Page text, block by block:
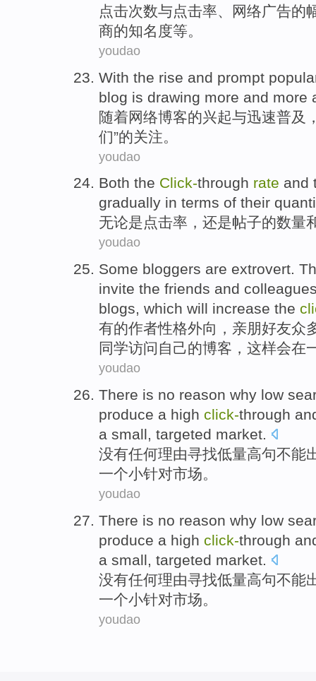
点击次数与点击率、网络广告的
商的知名度等。
youdao
With the rise and prompt
blog is drawing more and more
随着网络博客的兴起与迅速普及
们”的关注 。
youdao
Both the Click-through rate and
gradually in terms of their
无论是点击率 ，还是帖子的数量
youdao
Some bloggers are extrovert.
invite the friends and
blogs, which will increase the
有的作者性格外向，亲朋好友众
同学访问 自己的博客 ， 这样会在
youdao
There is no reason why low
produce a high click-through
a small, targeted market.
没有任何理由寻找低量高句不能
一个小针对市场。
youdao
There is no reason why low
produce a high click-through
a small, targeted market.
没有任何理由寻找低量高句不能
一个小针对市场。
youdao